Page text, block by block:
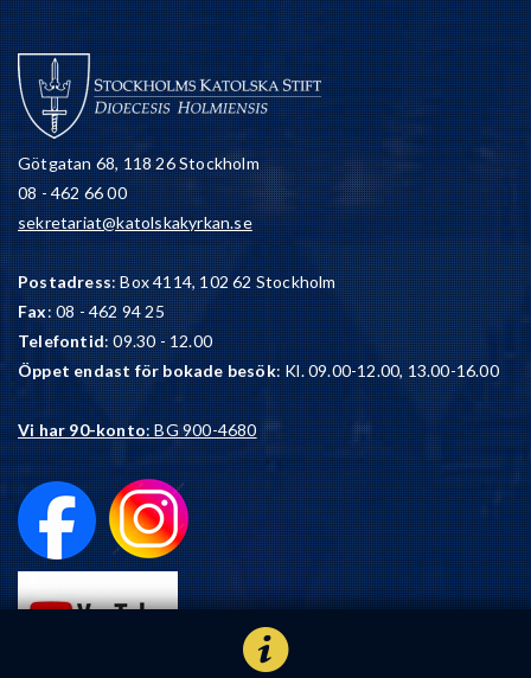
Götgatan 68, 118 26 Stockholm
08 - 462 66 00
sekretariat@katolskakyrkan.se
Postadress: Box 4114, 102 62 Stockholm
Fax: 08 - 462 94 25
Telefontid: 09.30 - 12.00
Öppet endast för bokade besök: Kl. 09.00-12.00, 13.00-16.00
Vi har 90-konto: BG 900-4680